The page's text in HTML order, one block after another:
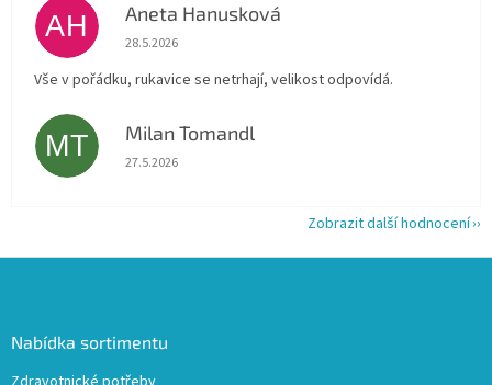
AH Aneta Hanusková
Hodnocení obchodu je 5 z 5 hvězdiček.
28.5.2026
Vše v pořádku, rukavice se netrhají, velikost odpovídá.
MT Milan Tomandl
Hodnocení obchodu je 5 z 5 hvězdiček.
27.5.2026
Zobrazit další hodnocení
Nabídka sortimentu